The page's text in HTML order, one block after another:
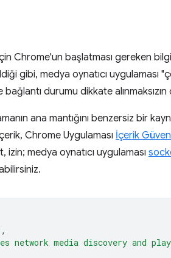
Chrome'un başlatması gereken
gibi, medya oynatıcı uygulaması
bağlantı durumu dikkate
ana mantığını benzersiz bir
Chrome Uygulaması İçerik
izin; medya oynatıcı uygulaması
,
network media discovery and